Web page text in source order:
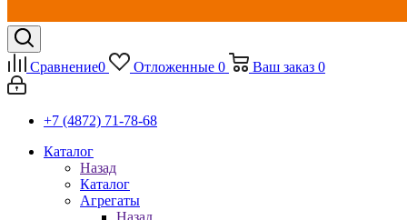
Сравнение0 Отложенные 0 Ваш заказ 0
+7 (4872) 71-78-68
Каталог
Назад
Каталог
Агрегаты
Назад